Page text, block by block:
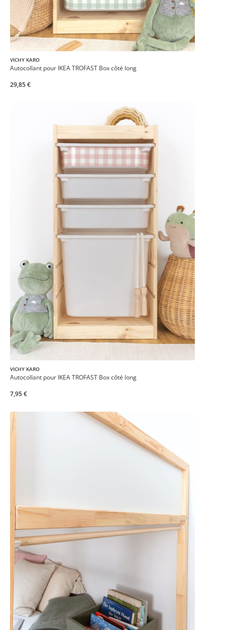
VICHY KARO
Autocollant pour IKEA TROFAST Box côté long
29,85 €
VICHY KARO
Autocollant pour IKEA TROFAST Box côté long
7,95 €